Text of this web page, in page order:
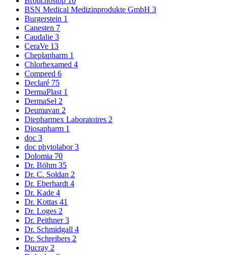
BSN Medical Medizinprodukte GmbH 3
Burgerstein 1
Canesten 7
Caudalie 3
CeraVe 13
Cheplapharm 1
Chlorhexamed 4
Compeed 6
Declaré 75
DermaPlast 1
DermaSel 2
Deumavan 2
Diepharmex Laboratoires 2
Diosapharm 1
doc 3
doc phytolabor3
Dolomia 70
Dr. Böhm 35
Dr. C. Soldan 2
Dr. Eberhardt 4
Dr. Kade 4
Dr. Kottas 41
Dr. Loges 2
Dr. Peithner3
Dr. Schmidgall 4
Dr. Schreibers 2
Ducray 2